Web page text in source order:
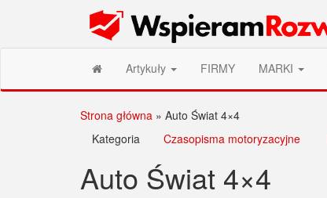
Wspieram Rozwój PL
Artykuły FIRMY MARKI
Strona główna » Auto Świat 4×4
Kategoria
Czasopisma motoryzacyjne
Auto Świat 4×4